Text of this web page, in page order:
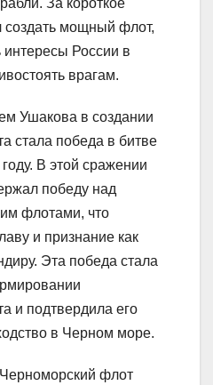
За короткое
мощный флот,
России в
врагам.
Ушакова в создании
стала победа в битве
В этой сражении
победу над
флотами, что
и признание как
Эта победа стала
и подтвердила его
в Черном море.
флот